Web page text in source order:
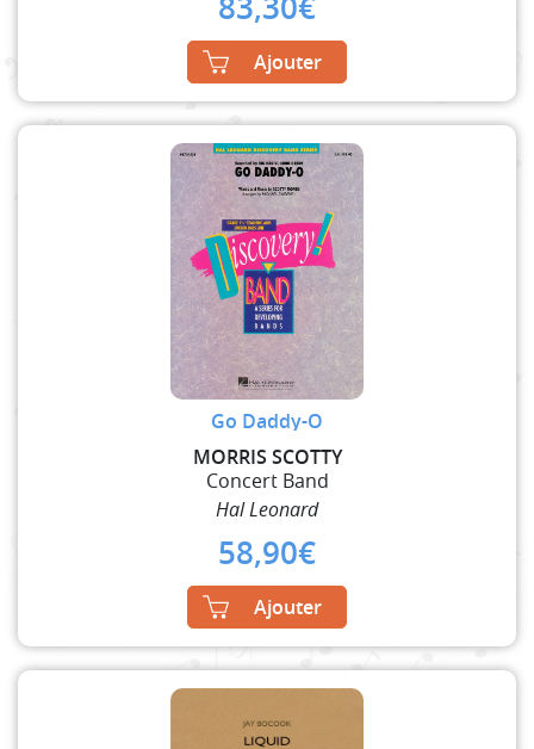
Ajouter
Go Daddy-O
MORRIS SCOTTY
Concert Band
Hal Leonard
58,90€
Ajouter